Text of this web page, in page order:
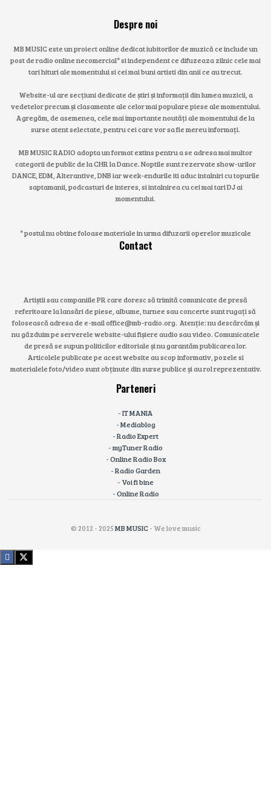
Despre noi
MB MUSIC este un proiect online dedicat iubitorilor de muzică ce include un
post de radio online necomercial* si independent ce difuzeaza zilnic cele mai
tari hituri ale momentului si cei mai buni artisti din anii ce au trecut.
Website-ul are secțiuni dedicate de știri și informații din lumea muzicii, a
vedetelor precum și clasamente ale celor mai populare piese ale momentului.
Agregăm, de asemenea, cele mai importante noutăți ale momentului de la
surse atent selectate, pentru cei care vor sa fie mereu informați.
MB MUSIC RADIO adopta un format extins pentru a se adresa mai multor
categorii de public de la CHR la Dance. Noptile sunt rezervate show-urilor
DANCE, EDM, Alterantive, DNB iar week-endurile iti aduc intalniri cu topurile
saptamanii, podcasturi de interes, si intalnirea cu cei mai tari DJ ai
momentului.
* postul nu obtine foloase materiale in urma difuzarii operelor muzicale
Contact
Artiștii sau companiile PR care doresc să trimită comunicate de presă
referitoare la lansări de piese, albume, turnee sau concerte sunt rugați să
folosească adresa de e-mail office@mb-radio.org. Atenție: nu descărcăm și
nu găzduim pe serverele website-ului fișiere audio sau video. Comunicatele
de presă se supun politicilor editoriale și nu garantăm publicarea lor.
Articolele publicate pe acest website au scop informativ, pozele si
materialele foto/video sunt obținute din surse publice și au rol reprezentativ.
Parteneri
-IT MANIA
-Mediablog
-Radio Expert
-myTuner Radio
-Online Radio Box
-Radio Garden
- Voi fi bine
-Online Radio
© 2012 - 2025MB MUSIC - We love music